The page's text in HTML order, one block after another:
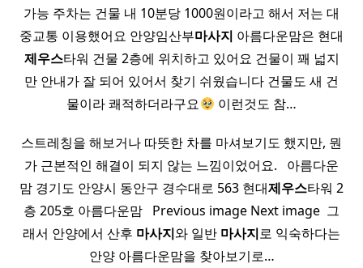
가능 주차는 건물 내 10분당 1000원이라고 해서 저는 대
중교통 이용했어요 안양임산부마사지 아름다운맘은 현대
제우스타워 건물 2층에 위치하고 있어요 건물이 꽤 넓지
만 안내가 잘 되어 있어서 찾기 쉬웠습니다 건물도 새 건
물이라 쾌적하더라구요
이런것도 참…
스트레칭을 해보거나 따뜻한 차를 마셔보기도 했지만, 뭔
가 근본적인 해결이 되지 않는 느낌이었어요. ​ ​ 아름다운
맘 경기도 안양시 동안구 경수대로 563 현대제우스타워 2
층 205호 아름다운맘 ​ ​ Previous image Next image ​ 그
래서 안양에서 산후 마사지와 일반 마사지로 익숙하다는
안양 아름다운맘을 찾아보기로…